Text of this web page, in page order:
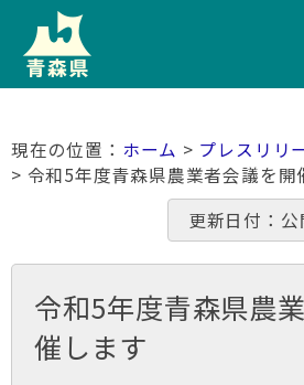
ホーム > プレスリリ
> 令和5年度青森県農業者会議を開
更新日付：
令和5年度青森県農
催します